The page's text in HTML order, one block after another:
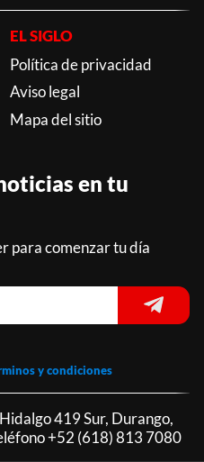
EL SIGLO
Política de privacidad
Aviso legal
Mapa del sitio
en tu
para comenzar tu día
y condiciones
419 Sur, Durango,
+52 (618) 813 7080